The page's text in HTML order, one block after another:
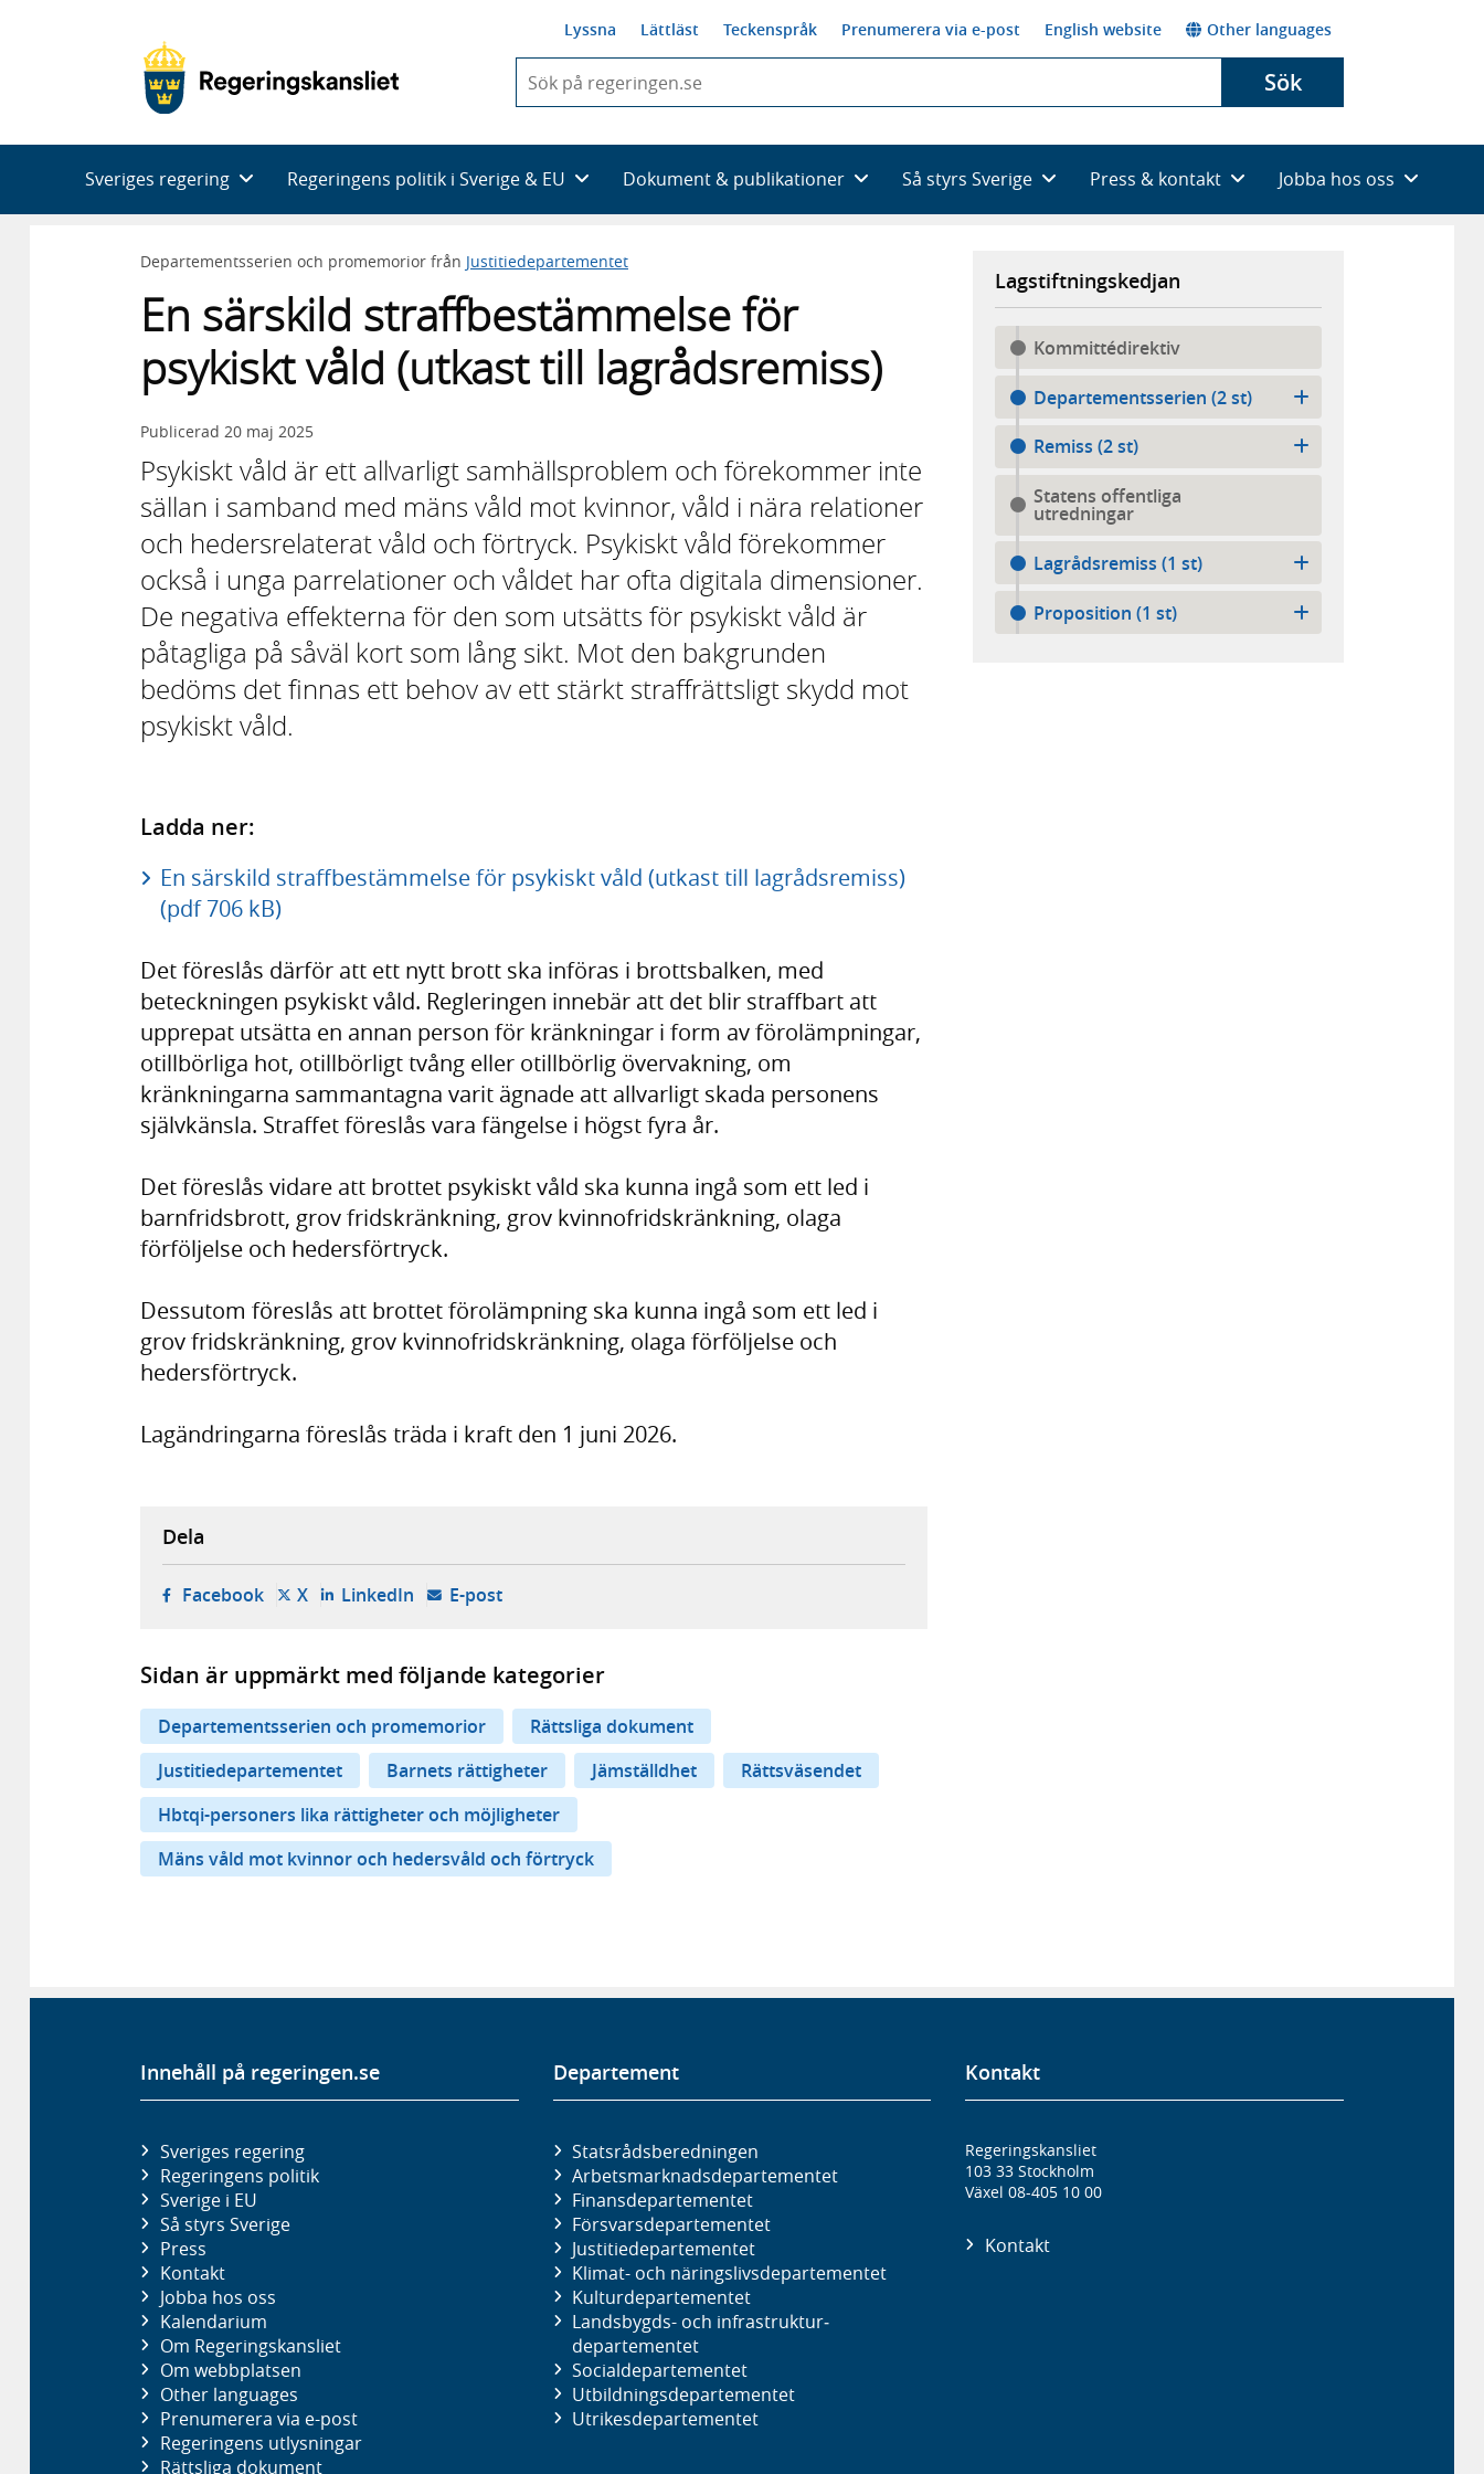
Lyssna Lättläst Teckenspråk Prenumerera via e-post English website Other languages
du
skriva
framträder
en
med
Sök
Sveriges regering Regeringens politik i Sverige & EU Dokument & publikationer Så styrs Sverige Press & kontakt Jobba hos oss
Departementsserien och promemorior från Justitiedepartementet
En särskild straffbestämmelse för
psykiskt våld (utkast till lagrådsremiss)
Publicerad 20 maj 2025
Psykiskt våld är ett allvarligt samhällsproblem och förekommer inte
sällan i samband med mäns våld mot kvinnor, våld i nära relationer
och hedersrelaterat våld och förtryck. Psykiskt våld förekommer
också i unga parrelationer och våldet har ofta digitala dimensioner.
De negativa effekterna för den som utsätts för psykiskt våld är
påtagliga på såväl kort som lång sikt. Mot den bakgrunden
bedöms det finnas ett behov av ett stärkt straffrättsligt skydd mot
psykiskt våld.
Ladda ner:
En särskild straffbestämmelse för psykiskt våld (utkast till lagrådsremiss)
(pdf 706 kB)
Det föreslås därför att ett nytt brott ska införas i brottsbalken, med
beteckningen psykiskt våld. Regleringen innebär att det blir straffbart att
upprepat utsätta en annan person för kränkningar i form av förolämpningar,
otillbörliga hot, otillbörligt tvång eller otillbörlig övervakning, om
kränkningarna sammantagna varit ägnade att allvarligt skada personens
självkänsla. Straffet föreslås vara fängelse i högst fyra år.
Det föreslås vidare att brottet psykiskt våld ska kunna ingå som ett led i
barnfridsbrott, grov fridskränkning, grov kvinnofridskränkning, olaga
förföljelse och hedersförtryck.
Dessutom föreslås att brottet förolämpning ska kunna ingå som ett led i
grov fridskränkning, grov kvinnofridskränkning, olaga förföljelse och
hedersförtryck.
Lagändringarna föreslås träda i kraft den 1 juni 2026.
Lagstiftningskedjan
Kommittédirektiv
Departementsserien (2 st)
Remiss (2 st)
Statens offentliga
utredningar
Lagrådsremiss (1 st)
Proposition (1 st)
Dela
Facebook- öppnas i ny flik, extern webbplats,
X- öppnas i ny flik, extern webbplats,
LinkedIn- öppnas i ny flik, extern webbplats,
E-post- öppnar din e-postklient,
Sidan är uppmärkt med följande kategorier
Departementsserien och promemorior
Rättsliga dokument
Justitiedepartementet
Barnets rättigheter Jämställdhet
Rättsväsendet
Hbtqi-personers lika rättigheter och möjligheter
Mäns våld mot kvinnor och hedersvåld och förtryck
Innehåll på regeringen.se
Sveriges regering
Regeringens politik
Sverige i EU
Så styrs Sverige
Press
Kontakt
Jobba hos oss
Kalendarium
Om Regeringskansliet
Om webbplatsen
Other languages
Prenumerera via e-post
Regeringens utlysningar
Rättsliga dokument
Departement
Statsrådsberedningen
Arbetsmarknads­departementet
Finans­departementet
Försvars­departementet
Justitie­departementet
Klimat- och näringslivs­departementet
Kultur­departementet
Landsbygds- och infrastruktur­
departementet
Social­departementet
Utbildnings­departementet
Utrikes­departementet
Kontakt
Regeringskansliet
103 33 Stockholm
Växel 08-405 10 00
Kontakt